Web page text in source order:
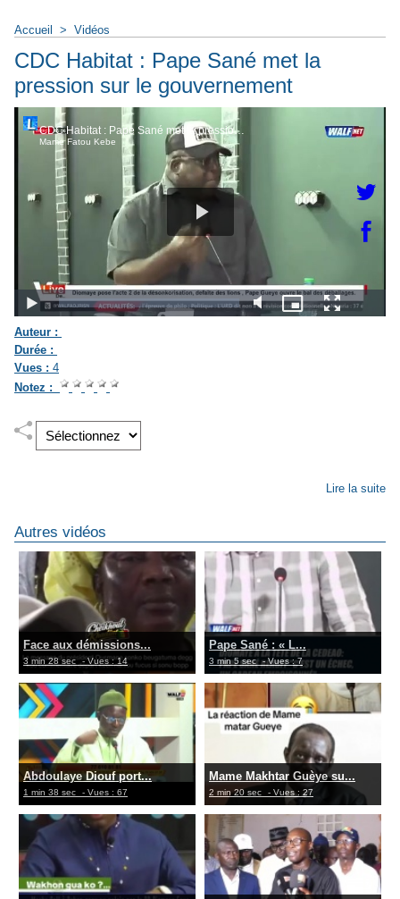
Accueil > Vidéos
CDC Habitat : Pape Sané met la
pression sur le gouvernement
Auteur :
Durée :
Vues : 4
Notez :
Lire la suite
Autres vidéos
Face aux démissions...
3 min 28 sec - Vues : 14
Pape Sané : « L...
3 min 5 sec - Vues : 7
Abdoulaye Diouf port...
1 min 38 sec - Vues : 67
Mame Makhtar Guèye su...
2 min 20 sec - Vues : 27